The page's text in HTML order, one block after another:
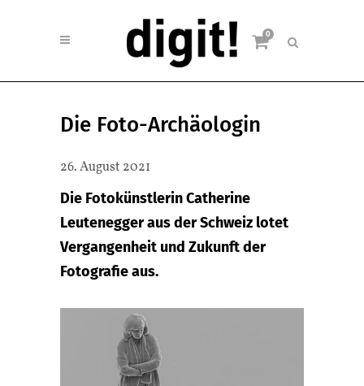
0
Die Foto-Archäologin
26. August 2021
Die Fotokünstlerin Catherine
Leutenegger aus der Schweiz lotet
Vergangenheit und Zukunft der
Fotografie aus.